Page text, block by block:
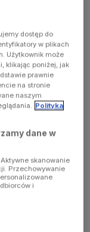
dostęp do
w plikach
Użytkownik może
klikając poniżej, jak
prawnie
na stronie
naszym
Polityka
dane w
skanowanie
Przechowywanie
i